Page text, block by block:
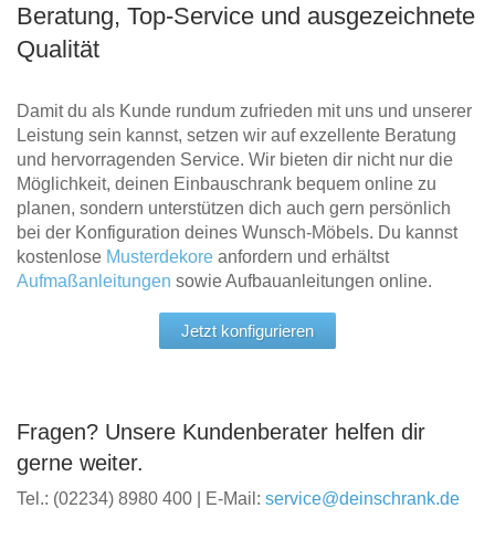
Beratung, Top-Service und ausgezeichnete
Qualität
Damit du als Kunde rundum zufrieden mit uns und unserer
Leistung sein kannst, setzen wir auf exzellente Beratung
und hervorragenden Service. Wir bieten dir nicht nur die
Möglichkeit, deinen Einbauschrank bequem online zu
planen, sondern unterstützen dich auch gern persönlich
bei der Konfiguration deines Wunsch-Möbels. Du kannst
kostenlose Musterdekore anfordern und erhältst
Aufmaßanleitungen sowie Aufbauanleitungen online.
Jetzt konfigurieren
Fragen? Unsere Kundenberater helfen dir
gerne weiter.
Tel.: (02234) 8980 400 | E-Mail: service@deinschrank.de